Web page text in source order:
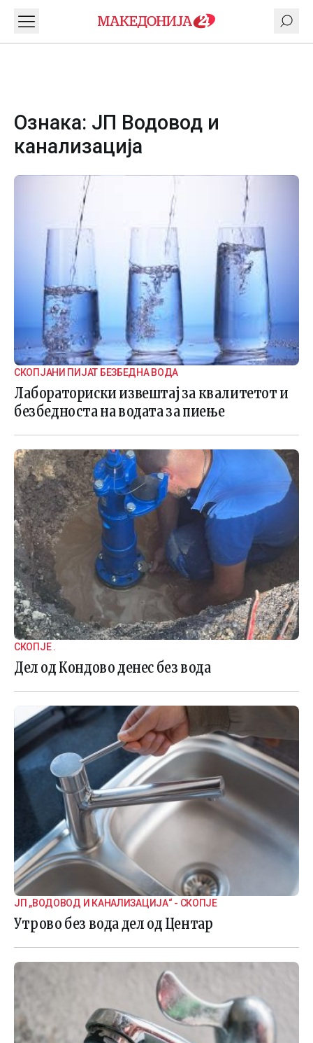
Ознака: ЈП Водовод и
канализација
СКОПЈАНИ ПИЈАТ БЕЗБЕДНА ВОДА
Лабораториски извештај за квалитетот и
безбедноста на водата за пиење
СКОПЈЕ .
Дел од Кондово денес без вода
ЈП „ВОДОВОД И КАНАЛИЗАЦИЈА“ - СКОПЈЕ
Утрово без вода дел од Центар